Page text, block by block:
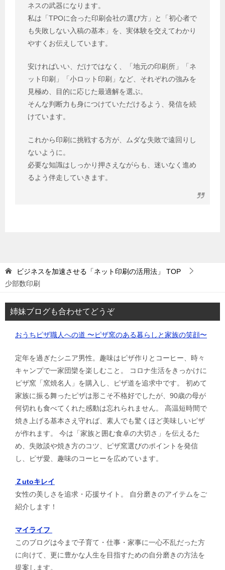
ネスの武器になります。
私は「TPOに合った印刷会社の選び方」と「初心者で
も失敗しない入稿の基本」を、実体験を交えてわかり
やすくお伝えしています。
安ければいい、だけではなく、「地元の印刷所」「ネ
ット印刷」「小ロット印刷」など、それぞれの強みを
見極め、目的に応じた最適解を選ぶ。
そんな判断力も身につけていただけるよう、発信を続
けています。
これから印刷に挑戦する方が、ムダな失敗で遠回りし
ないように。
必要な知識はしっかり押さえながらも、迷いなく進め
るよう伴走していきます。
ビジネスを加速させる「ネット印刷の活用法」
TOP
少部数印刷
姉妹ブログも合わせてどうぞ
おうちピザ職人への道 〜ピザ窯のある暮らしと家族の笑顔〜
定年を過ぎたシニア男性。趣味はピザ作りとコーヒー、時々
キャンプで一家団欒を楽しむこと。 コロナ生活をきっかけに
ピザ窯「窯焼名人」を購入し、ピザ道を追求中です。 初めて
家族に振る舞ったピザは形こそ不格好でしたが、90歳の母が
何切れも食べてくれた感動は忘れられません。 高温短時間で
焼き上げる基本さえ守れば、素人でも驚くほど美味しいピザ
が作れます。 今は「家族と囲む食卓の大切さ」を伝えるた
め、失敗談や焼き方のコツ、ピザ窯選びのポイントを発信
し、ピザ愛、趣味のコーヒーを広めています。
Ｚutoキレイ
女性の美しさを追求・応援サイト。 自分磨きのアイテムをご
紹介します！
マイライフ
このブログは今まで子育て・仕事・家事に一心不乱だった方
に向けて、更に豊かな人生を目指すための自分磨きの方法を
提案します。